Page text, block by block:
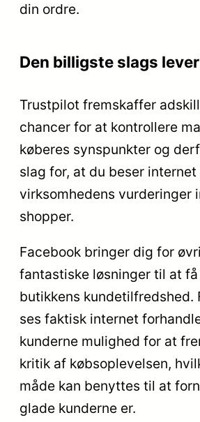
din ordre.
Den billigste slags
Trustpilot fremskaffer
chancer for at kontrollere
køberes synspunkter og
slag for, at du beser internet
virksomhedens vurderinger
shopper.
Facebook bringer dig for
fantastiske løsninger til at
butikkens kundetilfredshed.
ses faktisk internet
kunderne mulighed for at
kritik af købsoplevelsen,
måde kan benyttes til at
glade kunderne er.